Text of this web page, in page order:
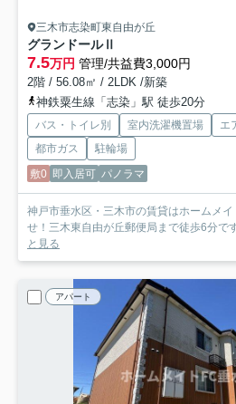
三木市志染町東自由が丘
グランドールⅡ
7.5万円 管理/共益費3,000円
2階 / 56.08㎡ / 2LDK /新築
神鉄粟生線「志染」駅 徒歩20分
バス・トイレ別 室内洗濯機置場 エ
都市ガス
駐輪場
敷0 即入居可 パノラマ
神戸市垂水区・三木市の賃貸はホームメ
せ！三木東自由が丘郵便局まで徒歩6分で
と見る
アパート